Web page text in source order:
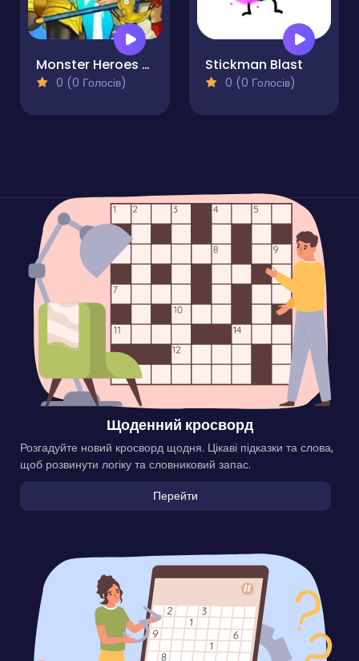
Monster Heroes of Myths
0 (0 Голосів)
Stickman Blast
0 (0 Голосів)
Щоденний кросворд
Розгадуйте новий кросворд щодня. Цікаві підказки та слова,
щоб розвинути логіку та словниковий запас.
Перейти